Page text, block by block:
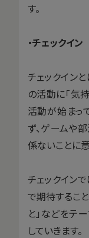
す。
・チェックイン
チェックイン
の活動に「気
活動が始まっ
ず、ゲームや
係ないことに
チェックイン
で期待するこ
と」などをテ
していきます。